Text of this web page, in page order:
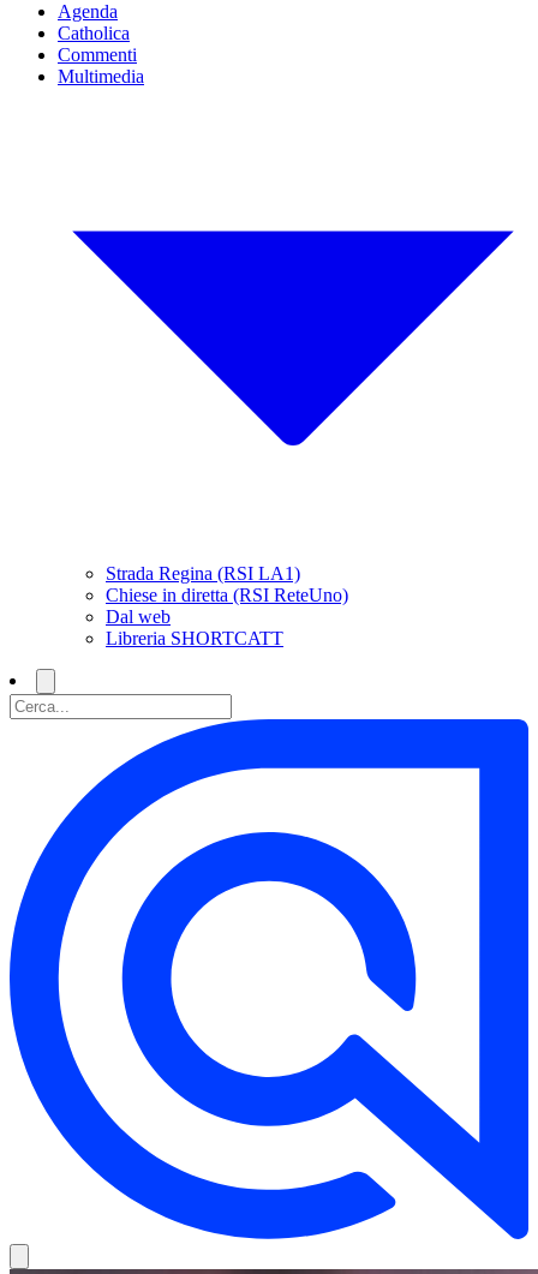
Agenda
Catholica
Commenti
Multimedia
Strada Regina (RSI LA1)
Chiese in diretta (RSI ReteUno)
Dal web
Libreria SHORTCATT